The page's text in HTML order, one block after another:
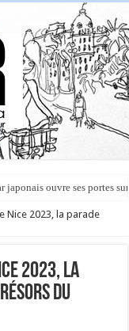
Carlton pour un
Nice 2023, la parade
2023, la
du